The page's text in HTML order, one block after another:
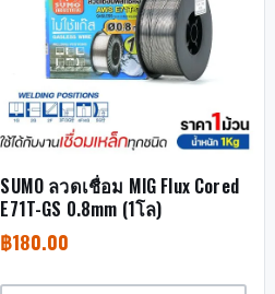
SUMO ลวดเชื่อม MIG Flux Cored
E71T-GS 0.8mm (1โล)
฿180.00